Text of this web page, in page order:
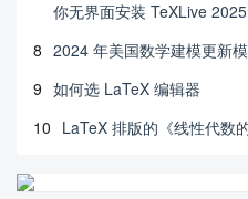
你无界面安装 TeXLive 2025
8 2024 年美国数学建模更新
9 如何选 LaTeX 编辑器
10 LaTeX 排版的《线性代数